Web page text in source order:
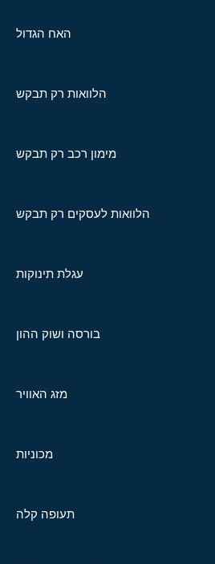
האח הגדול
הלוואות רק תבקש
מימון רכב רק תבקש
הלוואות לעסקים רק תבקש
עגלת תינוקות
בורסה ושוק ההון
מזג האוויר
מכוניות
תעופה קלה